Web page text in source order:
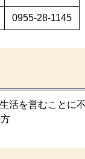
0955-28-1145
活を営むことに